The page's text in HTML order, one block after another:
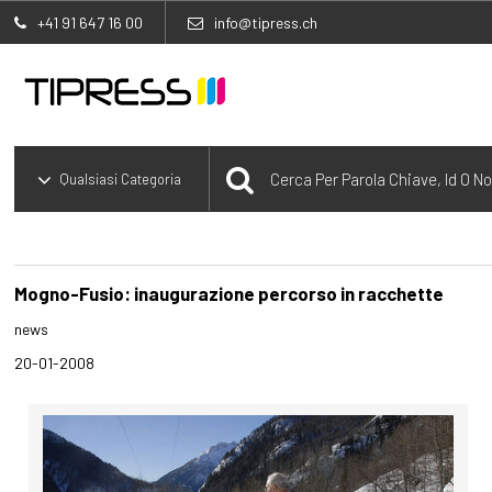
+41 91 647 16 00 info@tipress.ch
Mogno-Fusio: inaugurazione percorso in racchette
news
20-01-2008